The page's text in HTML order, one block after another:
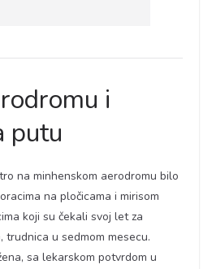
i
putu
na minhenskom aerodromu bilo
na pločicama i mirisom
koji su čekali svoj let za
u sedmom mesecu.
sa lekarskom potvrdom u